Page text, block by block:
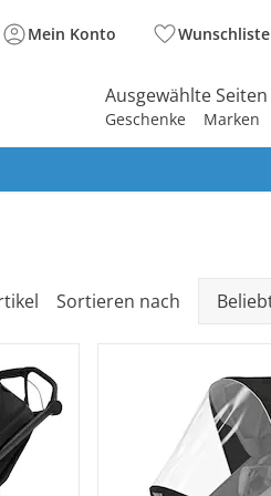
Mein Konto Wunschliste
Ausgewählte Seiten
Geschenke Marken
Sortieren nach